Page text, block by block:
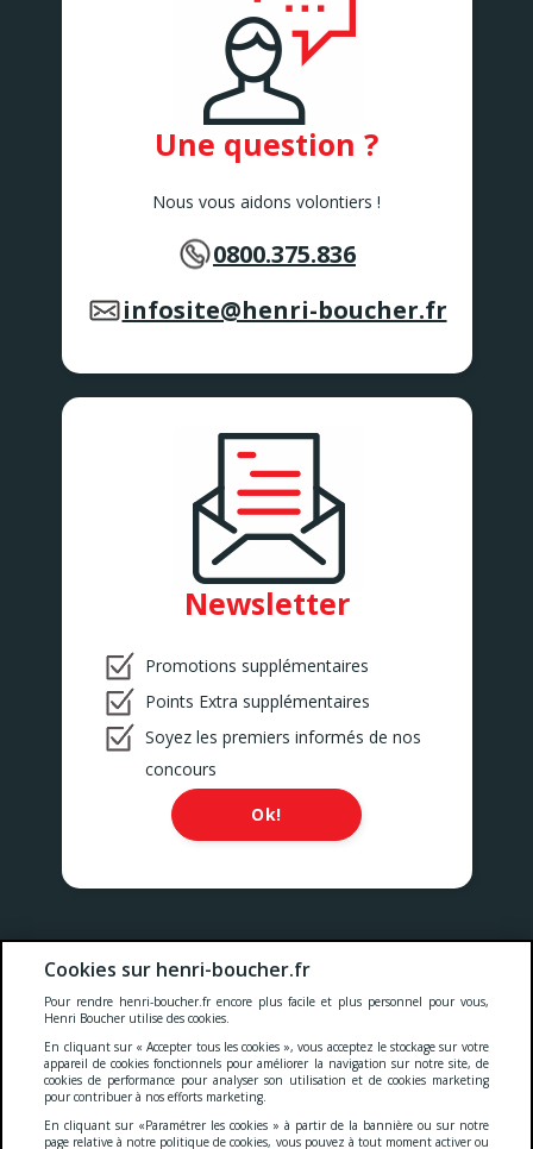
Une question ?
Nous vous aidons volontiers !
0800.375.836
infosite@henri-boucher.fr
Newsletter
Promotions supplémentaires
Points Extra supplémentaires
Soyez les premiers informés de nos
concours
Ok!
Nos prix comprennent toutes les taxes, la TVA, les droits et les
services.
Cookies
- Confidentialité Conditions générales
Accessibilité
Cookies sur henri-boucher.fr
Pour rendre henri-boucher.fr encore plus facile et plus personnel pour vous,
Henri Boucher utilise des cookies.
En cliquant sur « Accepter tous les cookies », vous acceptez le stockage sur votre
appareil de cookies fonctionnels pour améliorer la navigation sur notre site, de
cookies de performance pour analyser son utilisation et de cookies marketing
pour contribuer à nos efforts marketing.
En cliquant sur «Paramétrer les cookies » à partir de la bannière ou sur notre
page relative à notre politique de cookies, vous pouvez à tout moment activer ou